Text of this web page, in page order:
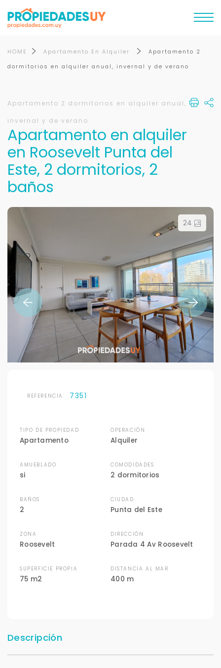
HOME Apartamento En Alquiler
Apartamento 2
dormitorios en alquiler anual, invernal y de verano
Apartamento 2 dormitorios en alquiler anual,
invernal y de verano
Apartamento en alquiler
en Roosevelt Punta del
Este, 2 dormitorios, 2
baños
24
REFERENCIA: 7351
TIPO DE PROPIEDAD
Apartamento
OPERACIÓN
Alquiler
AMUEBLADO
si
COMODIDADES
2 dormitorios
BAÑOS
2
CIUDAD
Punta del Este
ZONA
Roosevelt
DIRECCIÓN
Parada 4 Av Roosevelt
SUPERFICIE PROPIA
75 m2
DISTANCIA AL MAR
400 m
Descripción